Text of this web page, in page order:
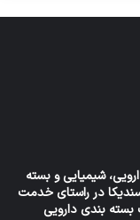
شیمیایی و بسته
سندیکا در راستای خدمت
بسته بندی دارویی